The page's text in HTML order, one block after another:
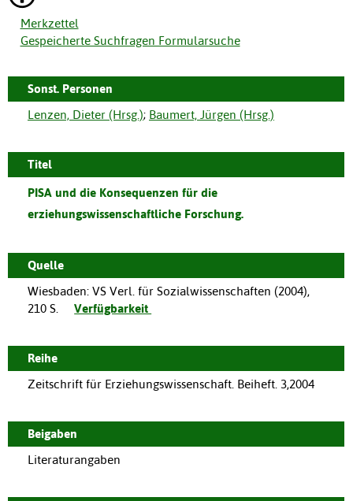
Merkzettel
Gespeicherte Suchfragen Formularsuche
Sonst. Personen
Lenzen, Dieter (Hrsg.); Baumert, Jürgen (Hrsg.)
Titel
PISA und die Konsequenzen für die
erziehungswissenschaftliche Forschung.
Quelle
Wiesbaden: VS Verl. für Sozialwissenschaften (2004),
210 S.
Verfügbarkeit
Reihe
Zeitschrift für Erziehungswissenschaft. Beiheft. 3,2004
Beigaben
Literaturangaben